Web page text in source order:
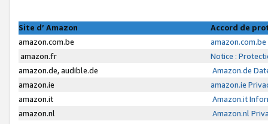
Site d’ Amazon
Accord de
amazon.com.be
amazon.fr
Notice :
amazon.de, audible.de
Amazon.de
amazon.ie
amazon.ie
amazon.it
Amazon.it
amazon.nl
Amazon.nl